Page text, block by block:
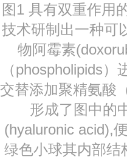
图1 具有双重作用
技术研制出一种可
物阿霉素
（phospholipids
交替添加聚精氨酸
形成了图中的
(hyaluronic acid),
绿色小球其内部结